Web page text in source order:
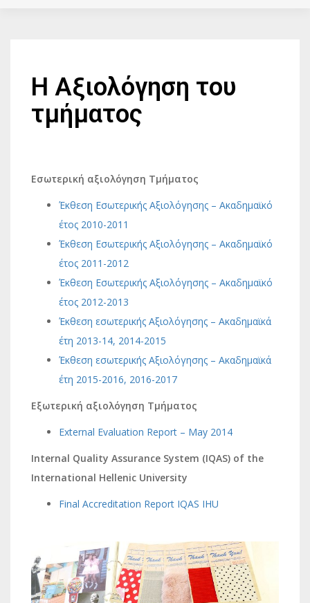
Η Αξιολόγηση του
τμήματος
Εσωτερική αξιολόγηση Τμήματος
Έκθεση Εσωτερικής Αξιολόγησης – Ακαδημαϊκό
έτος 2010-2011
Έκθεση Εσωτερικής Αξιολόγησης – Ακαδημαϊκό
έτος 2011-2012
Έκθεση Εσωτερικής Αξιολόγησης – Ακαδημαϊκό
έτος 2012-2013
Έκθεση εσωτερικής Αξιολόγησης – Ακαδημαϊκά
έτη 2013-14, 2014-2015
Έκθεση εσωτερικής Αξιολόγησης – Ακαδημαϊκά
έτη 2015-2016, 2016-2017
Εξωτερική αξιολόγηση Τμήματος
External Evaluation Report – May 2014
Internal Quality Assurance System (IQAS) of the
International Hellenic University
Final Accreditation Report IQAS IHU